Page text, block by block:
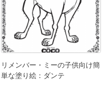
リメンバー・ミーの子供向け簡
単な塗り絵：ダンテ